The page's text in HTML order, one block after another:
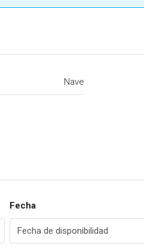
Nave
Fecha
Fecha de disponibilidad